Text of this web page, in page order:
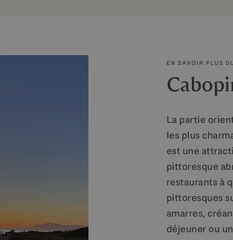
EN SAVOIR PLUS
La partie
les plus
est une
pittoresque
restaurants à
pittoresques
amarres,
déjeuner ou